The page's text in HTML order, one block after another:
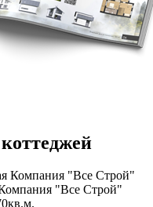
"Все Строй"